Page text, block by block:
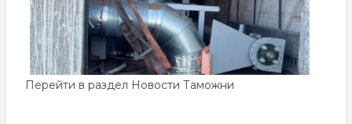
Перейти в раздел Новости Таможни